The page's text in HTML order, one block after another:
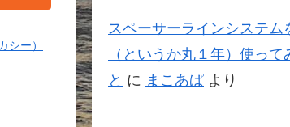
シー）
スペーサーラインシステム
（というか丸１年）使って
と に まこあぱ より